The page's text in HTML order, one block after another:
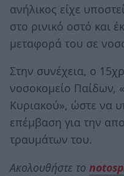
ανήλικος είχε
στο ρινικό οστό και
μεταφορά του σε
Στην συνέχεια, ο
νοσοκομείο Παίδων,
Κυριακού», ώστε να
επέμβαση για την
τραυμάτων του.
Ακολουθήστε το